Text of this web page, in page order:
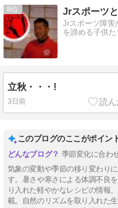
8 Jrスポーツ
Jrスポーツ障害
を諦める子供た
立秋・・・!
3日前
このブログのここがポイン
季節変化に合わ
気象の変動や季節の移り変わり
す。暑さや寒さによる体調不良
り入れた軽やかなレシピの情報
載。自然のリズムを取り入れた